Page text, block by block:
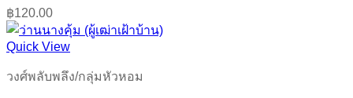
฿120.00
Quick View
วงศ์พลับพลึง/กลุ่มหัวหอม